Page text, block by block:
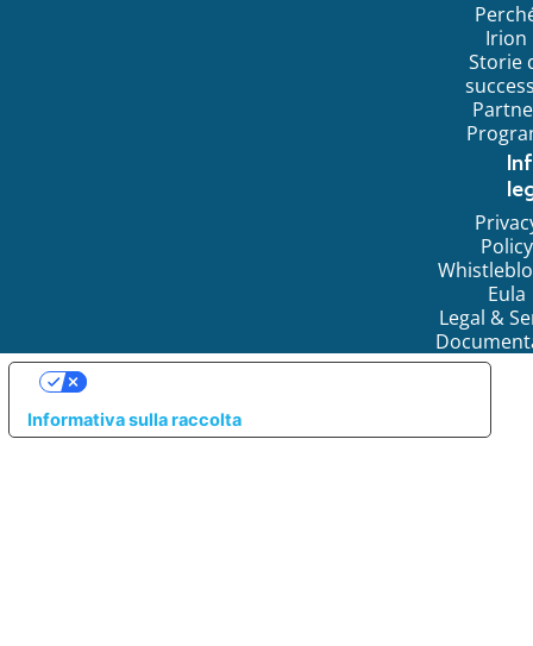
Irion
Storie
Policy
Eula
Legal &
Informativa sulla raccolta